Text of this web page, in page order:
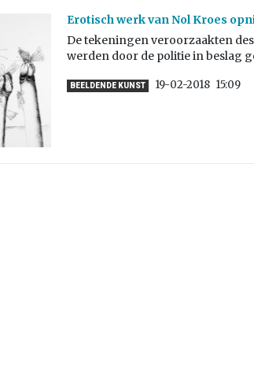
Erotisch werk van Nol Kroes
De tekeningen veroorzaakten
werden door de politie in beslag
BEELDENDE KUNST 19-02-2018 15:09